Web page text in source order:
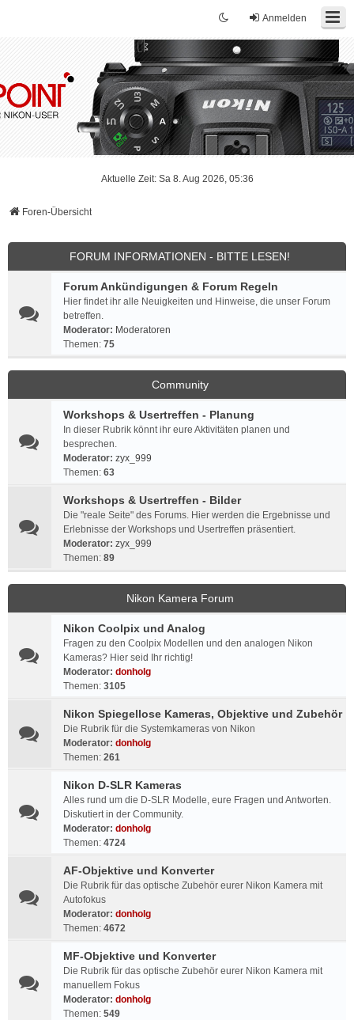
Anmelden
Aktuelle Zeit: Sa 8. Aug 2026, 05:36
Foren-Übersicht
FORUM INFORMATIONEN - BITTE LESEN!
Forum Ankündigungen & Forum Regeln
Hier findet ihr alle Neuigkeiten und Hinweise, die unser Forum
betreffen.
Moderator: Moderatoren
Themen: 75
Community
Workshops & Usertreffen - Planung
In dieser Rubrik könnt ihr eure Aktivitäten planen und
besprechen.
Moderator: zyx_999
Themen: 63
Workshops & Usertreffen - Bilder
Die "reale Seite" des Forums. Hier werden die Ergebnisse und
Erlebnisse der Workshops und Usertreffen präsentiert.
Moderator: zyx_999
Themen: 89
Nikon Kamera Forum
Nikon Coolpix und Analog
Fragen zu den Coolpix Modellen und den analogen Nikon
Kameras? Hier seid Ihr richtig!
Moderator: donholg
Themen: 3105
Nikon Spiegellose Kameras, Objektive und Zubehör
Die Rubrik für die Systemkameras von Nikon
Moderator: donholg
Themen: 261
Nikon D-SLR Kameras
Alles rund um die D-SLR Modelle, eure Fragen und Antworten.
Diskutiert in der Community.
Moderator: donholg
Themen: 4724
AF-Objektive und Konverter
Die Rubrik für das optische Zubehör eurer Nikon Kamera mit
Autofokus
Moderator: donholg
Themen: 4672
MF-Objektive und Konverter
Die Rubrik für das optische Zubehör eurer Nikon Kamera mit
manuellem Fokus
Moderator: donholg
Themen: 549